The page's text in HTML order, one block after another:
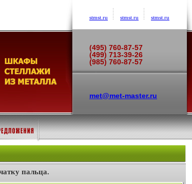
stmst.ru stmst.ru stmst.ru
(495) 760-87-57
(499) 713-39-26
(985) 760-87-57
met@met-master.ru
пальца.